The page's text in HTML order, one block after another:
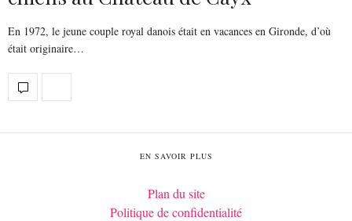
En 1972, le jeune couple royal danois était en vacances en Gironde, d’où
était originaire…
EN SAVOIR PLUS
Plan du site
Politique de confidentialité